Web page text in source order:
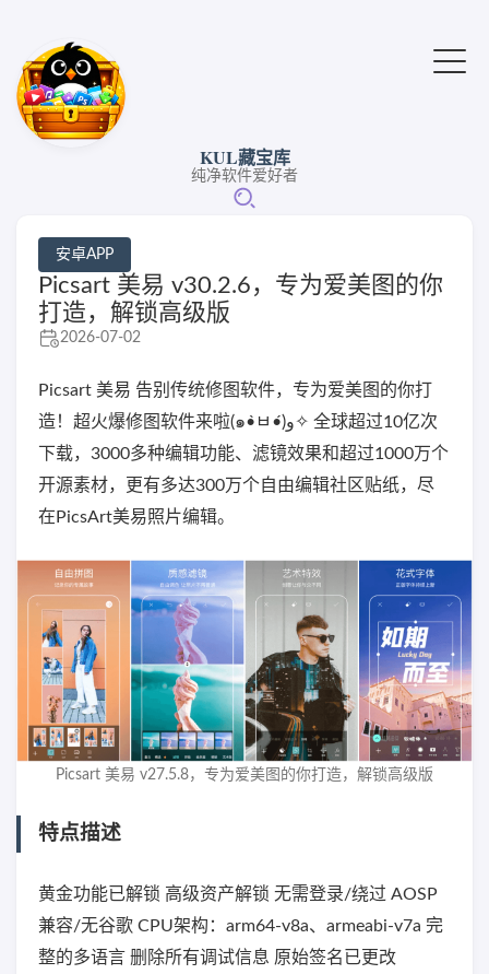
KUL藏宝库
纯净软件爱好者
安卓APP
Picsart 美易 v30.2.6，专为爱美图的你
打造，解锁高级版
2026-07-02
Picsart 美易 告别传统修图软件，专为爱美图的你打
造！超火爆修图软件来啦(๑•̀ㅂ•́)و✧ 全球超过10亿次
下载，3000多种编辑功能、滤镜效果和超过1000万个
开源素材，更有多达300万个自由编辑社区贴纸，尽
在PicsArt美易照片编辑。
Picsart 美易 v27.5.8，专为爱美图的你打造，解锁高级版
特点描述
黄金功能已解锁 高级资产解锁 无需登录/绕过 AOSP
兼容/无谷歌 CPU架构：arm64-v8a、armeabi-v7a 完
整的多语言 删除所有调试信息 原始签名已更改